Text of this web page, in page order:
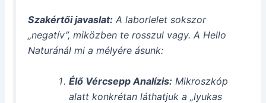
Szakértői javaslat: A laborlelet sokszor
„negatív”, miközben te rosszul vagy. A Hello
Naturánál mi a mélyére ásunk:
Élő Vércsepp Analízis:Mikroszkóp
alatt konkrétan láthatjuk a „lyukas